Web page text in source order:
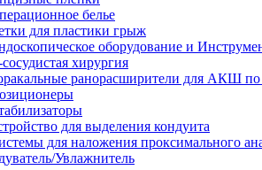
белье
для пластики грыж
оборудование и
хирургия
ранорасширители для АКШ по
для выделения кондуита
для наложения проксимального
Увлажнитель